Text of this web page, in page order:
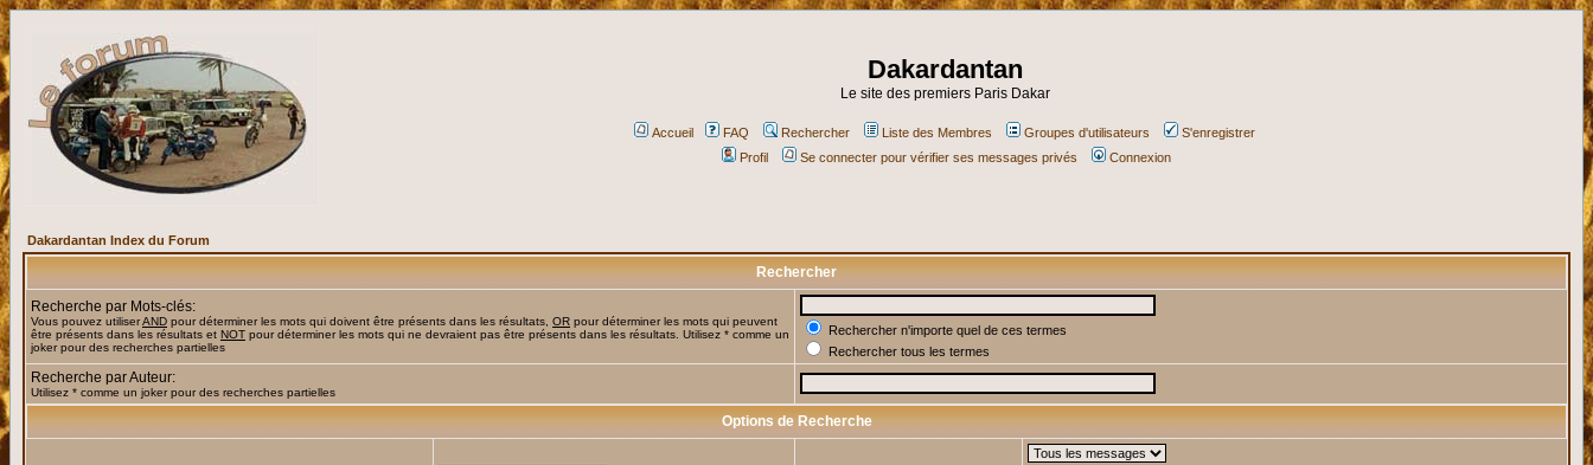
Dakardantan
Le site des premiers Paris Dakar
Accueil FAQ Rechercher Liste des Membres Groupes d'utilisateurs
S'enregistrer
Profil
Se connecter pour vérifier ses messages privés Connexion
Dakardantan Index du Forum
Rechercher
Recherche par Mots-clés:
Vous pouvez utiliserAND pour déterminer les mots qui doivent être présents dans les résultats, OR pour déterminer les mots qui peuvent
être présents dans les résultats et NOT pour déterminer les mots qui ne devraient pas être présents dans les résultats. Utilisez * comme un
joker pour des recherches partielles
Rechercher n'importe quel de ces termes
Rechercher tous les termes
Recherche par Auteur:
Utilisez * comme un joker pour des recherches partielles
Options de Recherche